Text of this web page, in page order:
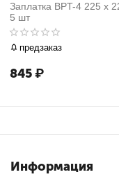
Заплатка BPT-4 225 х
5 шт
предзаказ
845₽
Информация